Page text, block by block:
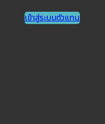
เข้าสู่ระบบตัวแทน